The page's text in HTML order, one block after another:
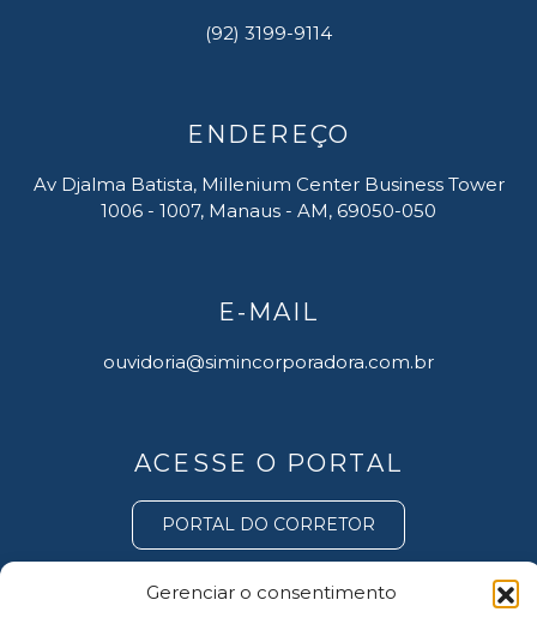
Gerenciar o consentimento
(92) 3199-9114
ENDEREÇO
Av Djalma Batista, Millenium Center Business Tower
1006 - 1007, Manaus - AM, 69050-050
E-MAIL
ouvidoria@simincorporadora.com.br
ACESSE O PORTAL
PORTAL DO CORRETOR